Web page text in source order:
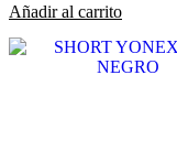
Añadir al carrito
OFERTA